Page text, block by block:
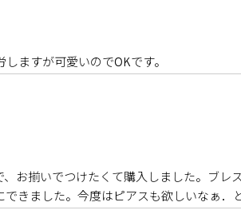
ますが可愛いのでOKです。
お揃いでつけたくて購入しました。ブレ
きました。今度はピアスも欲しいなぁ．